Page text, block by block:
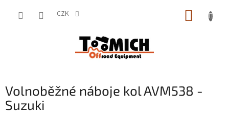
CZK
Volnoběžné náboje kol AVM538 -
Suzuki